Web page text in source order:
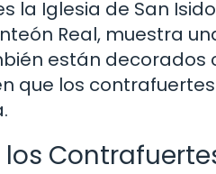
la Iglesia de San
Real, muestra
están
que los